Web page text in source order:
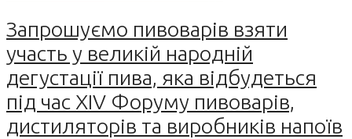
Запрошуємо пивоварів взяти
участь у великій народній
дегустації пива, яка відбудеться
під час XIV Форуму пивоварів,
дистиляторів та виробників напоїв